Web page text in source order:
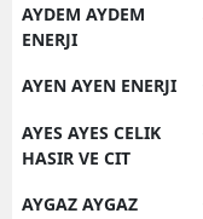
AYDEM AYDEM
ENERJI
AYEN AYEN ENERJI
AYES AYES CELIK
HASIR VE CIT
AYGAZ AYGAZ